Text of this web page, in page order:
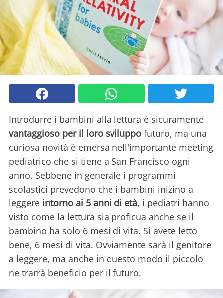
Introdurre i bambini alla lettura è sicuramente
vantaggioso per il loro sviluppo futuro, ma una
curiosa novità è emersa nell'importante meeting
pediatrico che si tiene a San Francisco ogni
anno. Sebbene in generale i programmi
scolastici prevedono che i bambini inizino a
leggere intorno ai 5 anni di età, i pediatri hanno
visto come la lettura sia proficua anche se il
bambino ha solo 6 mesi di vita. Si avete letto
bene, 6 mesi di vita. Ovviamente sarà il genitore
a leggere, ma anche in questo modo il piccolo
ne trarrà beneficio per il futuro.